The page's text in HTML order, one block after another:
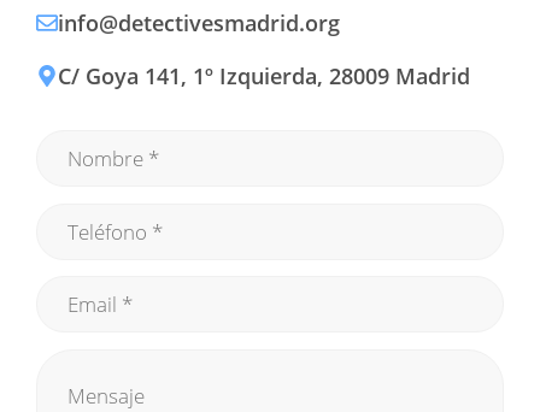
info@detectivesmadrid.org
C/ Goya 141, 1º Izquierda, 28009 Madrid